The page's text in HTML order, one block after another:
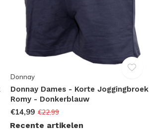
Donnay
Donnay Dames - Korte Joggingbroek
Romy - Donkerblauw
€14,99 €22,99
Recente artikelen